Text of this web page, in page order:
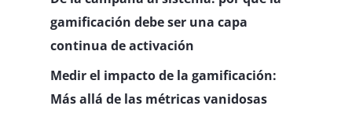
gamificación debe ser una capa
continua de activación
Medir el impacto de la gamificación:
Más allá de las métricas vanidosas